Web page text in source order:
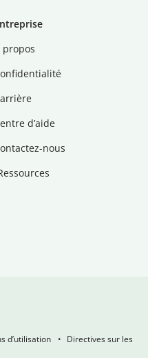
propos
d’aide
nous
d’utilisation
Directives sur les